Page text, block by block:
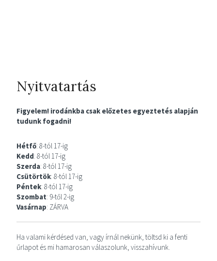
Nyitvatartás
Figyelem! irodánkba csak előzetes egyeztetés alapján
tudunk fogadni!
Hétfő: 8-tól 17-ig
Kedd: 8-tól 17-ig
Szerda: 8-tól 17-ig
Csütörtök: 8-tól 17-ig
Péntek: 8-tól 17-ig
Szombat: 9-től 2-ig
Vasárnap: ZÁRVA
Ha valami kérdésed van, vagy írnál nekünk, töltsd ki a fenti
űrlapot és mi hamarosan válaszolunk, visszahívunk.